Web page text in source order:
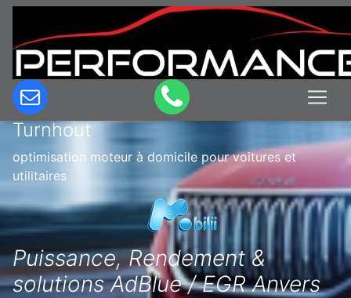
Optimisation & Reprogrammation
moteur à domicile en Belgique à
Turnhout
optimisation moteur à domicile pour voitures et
utilitaires
Puissance, Rendement &
solutions AdBlue / EGR Anvers